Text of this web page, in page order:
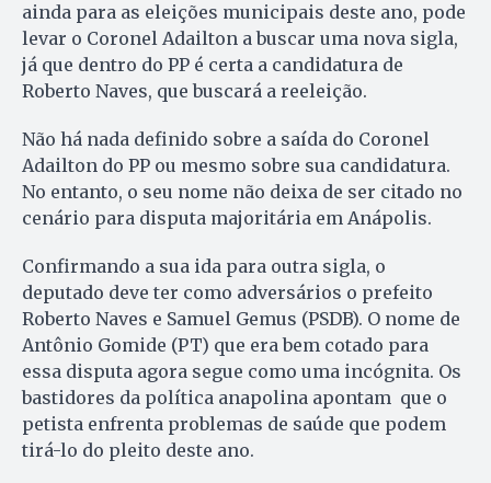
ainda para as eleições municipais deste ano, pode
levar o Coronel Adailton a buscar uma nova sigla,
já que dentro do PP é certa a candidatura de
Roberto Naves, que buscará a reeleição.
Não há nada definido sobre a saída do Coronel
Adailton do PP ou mesmo sobre sua candidatura.
No entanto, o seu nome não deixa de ser citado no
cenário para disputa majoritária em Anápolis.
Confirmando a sua ida para outra sigla, o
deputado deve ter como adversários o prefeito
Roberto Naves e Samuel Gemus (PSDB). O nome de
Antônio Gomide (PT) que era bem cotado para
essa disputa agora segue como uma incógnita. Os
bastidores da política anapolina apontam que o
petista enfrenta problemas de saúde que podem
tirá-lo do pleito deste ano.